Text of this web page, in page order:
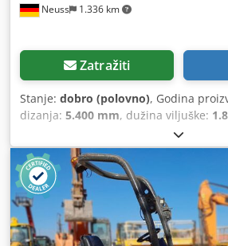
Neuss 1.336 km
Zatražiti
Stanje: dobro (polovno), Godina
dizanja: 5.400 mm, dužina viljuške:
masa: 3.000 kg Tehničko stanje: dobro
dobro Transportne dimenzije (D x Š x
dodatne informacije kontaktirajte
Proizvođač: Ausa Tip: C300 Hx4
Tip proizvoda: Polovno Podaci:
podizanja: 5,40 m Nosivost: 3.000 kg
Tip pogona: Dizel Sopstvena masa: